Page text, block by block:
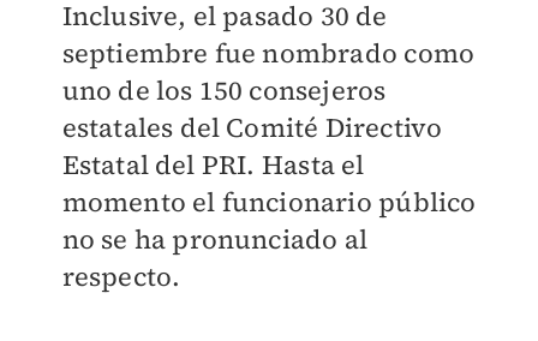
Inclusive, el pasado 30 de
septiembre fue nombrado como
uno de los 150 consejeros
estatales del Comité Directivo
Estatal del PRI. Hasta el
momento el funcionario público
no se ha pronunciado al
respecto.